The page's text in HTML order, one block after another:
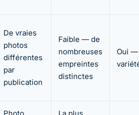
De vraies
photos
différentes
par
publication
Faible — de
nombreuses
empreintes
distinctes
Oui —
Photo La plus